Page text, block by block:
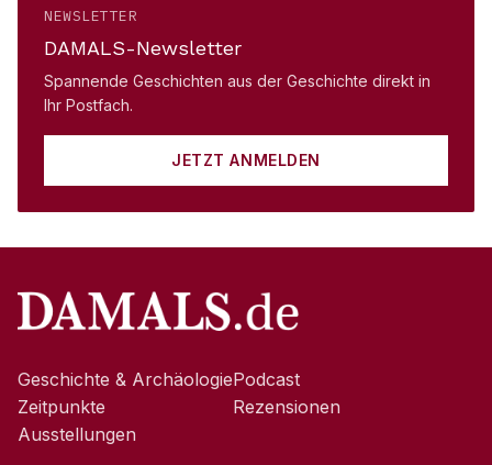
NEWSLETTER
DAMALS-Newsletter
Spannende Geschichten aus der Geschichte direkt in
Ihr Postfach.
JETZT ANMELDEN
Geschichte & Archäologie
Zeitpunkte
Ausstellungen
Podcast
Rezensionen